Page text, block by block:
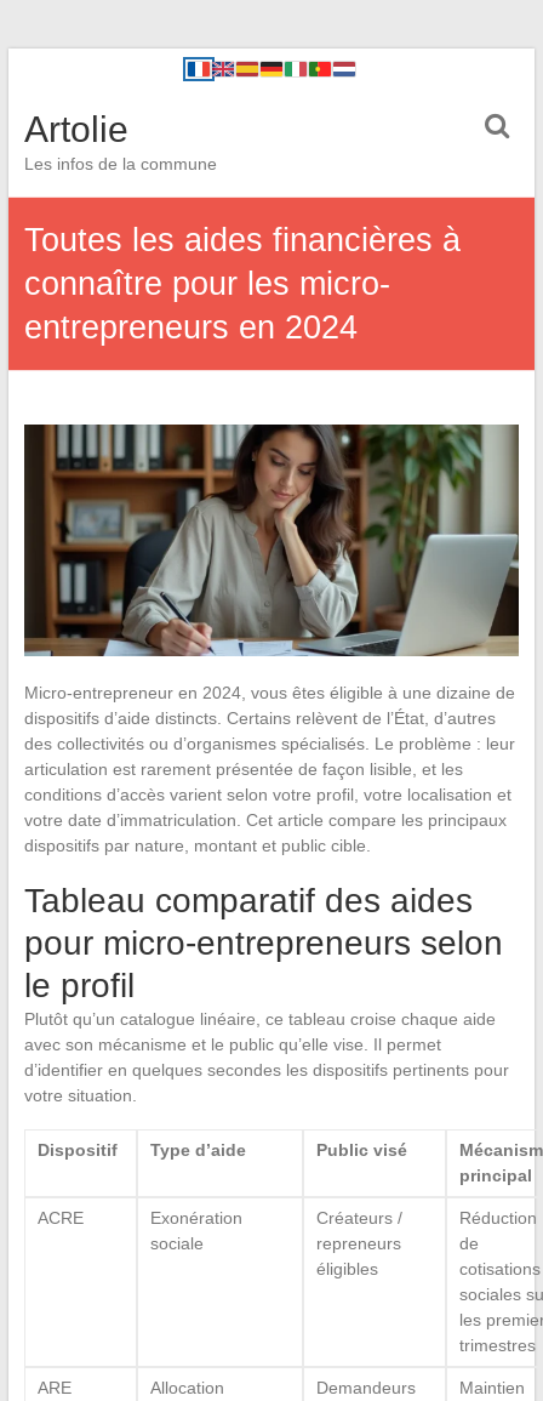
Artolie
Les infos de la commune
Toutes les aides financières à
connaître pour les micro-
entrepreneurs en 2024
Micro-entrepreneur en 2024, vous êtes éligible à une dizaine de
dispositifs d’aide distincts. Certains relèvent de l’État, d’autres
des collectivités ou d’organismes spécialisés. Le problème : leur
articulation est rarement présentée de façon lisible, et les
conditions d’accès varient selon votre profil, votre localisation et
votre date d’immatriculation. Cet article compare les principaux
dispositifs par nature, montant et public cible.
Tableau comparatif des aides
pour micro-entrepreneurs selon
le profil
Plutôt qu’un catalogue linéaire, ce tableau croise chaque aide
avec son mécanisme et le public qu’elle vise. Il permet
d’identifier en quelques secondes les dispositifs pertinents pour
votre situation.
Dispositif Type d’aide Public visé
principal
ACRE
Exonération
sociale
Créateurs /
repreneurs
éligibles
Réduction
de
cotisations
sociales
les
trimestres
ARE
Allocation
Demandeurs
Maintien